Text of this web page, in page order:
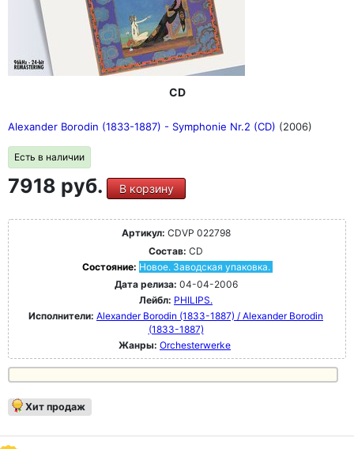
CD
Alexander Borodin (1833-1887) - Symphonie Nr.2 (CD) (2006)
Есть в наличии
7918 руб. В корзину
Артикул: CDVP 022798
Состав: CD
Состояние: Новое. Заводская упаковка.
Дата релиза: 04-04-2006
Лейбл: PHILIPS.
Исполнители: Alexander Borodin (1833-1887) / Alexander Borodin
(1833-1887)
Жанры: Orchesterwerke
Хит продаж